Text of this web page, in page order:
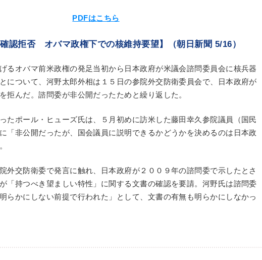
PDFはこちら
確認拒否 オバマ政権下での核維持要望】（朝日新聞 5/16）
るオバマ前米政権の発足当初から日本政府が米議会諮問委員会に核兵器
について、河野太郎外相は１５日の参院外交防衛委員会で、日本政府が
拒んだ。諮問委が非公開だったためと繰り返した。
たポール・ヒューズ氏は、５月初めに訪米した藤田幸久参院議員（国民
「非公開だったが、国会議員に説明できるかどうかを決めるのは日本政
外交防衛委で発言に触れ、日本政府が２００９年の諮問委で示したとさ
「持つべき望ましい特性」に関する文書の確認を要請。河野氏は諮問委
らかにしない前提で行われた」として、文書の有無も明らかにしなかっ